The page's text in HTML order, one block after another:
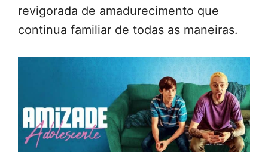
revigorada de amadurecimento que
continua familiar de todas as maneiras.